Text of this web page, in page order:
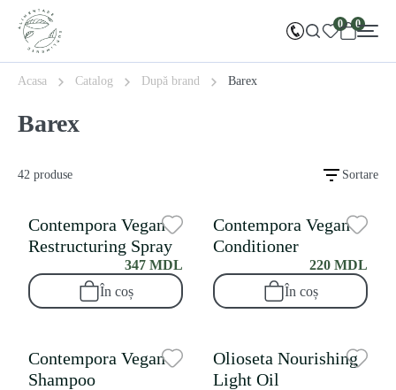
0 0
Acasa Catalog După brand Barex
Barex
42 produse Sortare
Contempora Vegan
Restructuring Spray
347 MDL
În coș
Contempora Vegan
Conditioner
220 MDL
În coș
Contempora Vegan
Shampoo
Olioseta Nourishing
Light Oil